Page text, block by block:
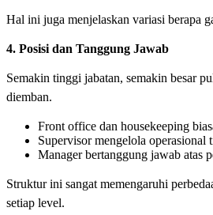
Hal ini juga menjelaskan variasi berapa
4. Posisi dan Tanggung Jawab
Semakin tinggi jabatan, semakin besar
diemban.
Front office dan housekeeping
Supervisor mengelola operasional
Manager bertanggung jawab atas
Struktur ini sangat memengaruhi
setiap level.